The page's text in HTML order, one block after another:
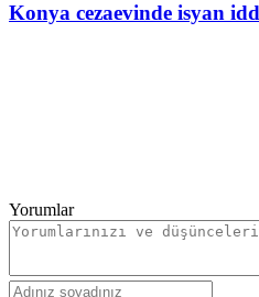
Konya cezaevinde isyan
Yorumlar